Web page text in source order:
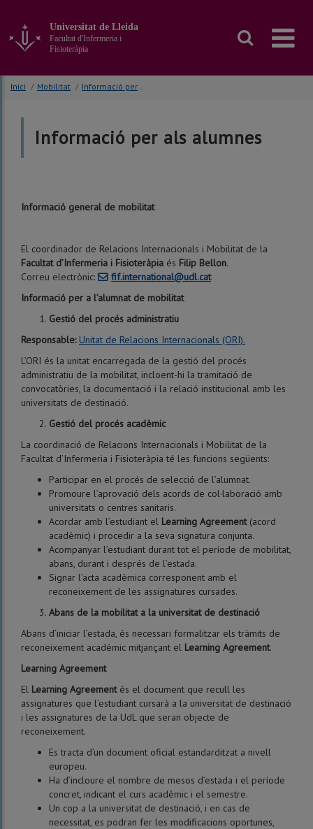
contingut
principal
la
pàgina
Universitat de Lleida
Facultat d'Infermeria i
Fisioteràpia
Inici / Mobilitat / Informació per l'alumnat
Informació per als alumnes
Informació general de mobilitat
El coordinador de Relacions Internacionals i Mobilitat de la
Facultat d’Infermeria i Fisioteràpia és Filip Bellon.
Correu electrònic:
fif.international@udl.cat
Informació per a l’alumnat de mobilitat
Gestió del procés administratiu
Responsable: Unitat de Relacions Internacionals (ORI).
L’ORI és la unitat encarregada de la gestió del procés
administratiu de la mobilitat, incloent-hi la tramitació de
convocatòries, la documentació i la relació institucional amb les
universitats de destinació.
Gestió del procés acadèmic
La coordinació de Relacions Internacionals i Mobilitat de la
Facultat d’Infermeria i Fisioteràpia té les funcions següents:
Participar en el procés de selecció de l’alumnat.
Promoure l’aprovació dels acords de col·laboració amb
universitats o centres sanitaris.
Acordar amb l’estudiant el Learning Agreement(acord
acadèmic) i procedir a la seva signatura conjunta.
Acompanyar l’estudiant durant tot el període de mobilitat,
abans, durant i després de l’estada.
Signar l’acta acadèmica corresponent amb el
reconeixement de les assignatures cursades.
Abans de la mobilitat a la universitat de destinació
Abans d’iniciar l’estada, és necessari formalitzar els tràmits de
reconeixement acadèmic mitjançant el Learning Agreement.
Learning Agreement
El Learning Agreementés el document que recull les
assignatures que l’estudiant cursarà a la universitat de destinació
i les assignatures de la UdL que seran objecte de
reconeixement.
Es tracta d’un document oficial estandarditzat a nivell
europeu.
Ha d’incloure el nombre de mesos d’estada i el període
concret, indicant el curs acadèmic i el semestre.
Un cop a la universitat de destinació, i en cas de
necessitat, es podran fer les modificacions oportunes,